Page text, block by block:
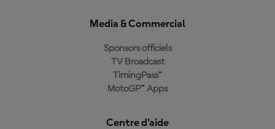
Media & Commercial
Sponsors officiels
TV Broadcast
TimingPass™
MotoGP™ Apps
Centre d'aide